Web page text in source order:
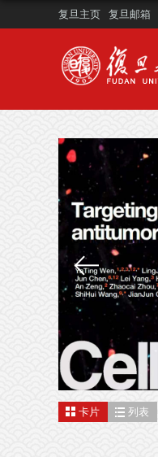
复旦主页 复旦邮箱
卡片 列表